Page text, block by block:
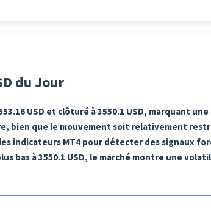
du Jour
USD et clôturé à 3550.1 USD, marquant
bien que le mouvement soit relativement
indicateurs MT4 pour détecter des signaux
bas à 3550.1 USD, le marché montre une